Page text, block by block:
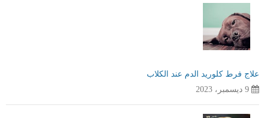
علاج فرط كلوريد الدم عند الكلاب
9 ديسمبر، 2023